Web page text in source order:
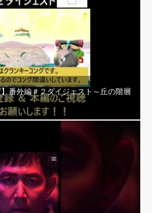
】番外編＃２ダイジェスト～丘の階層